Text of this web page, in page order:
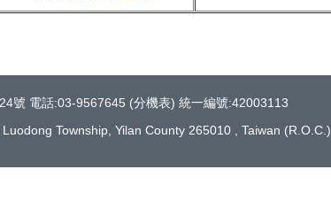
號 電話:03-9567645 (分機表) 統一編號:42003113
Township, Yilan County 265010 , Taiwan (R.O.C.)